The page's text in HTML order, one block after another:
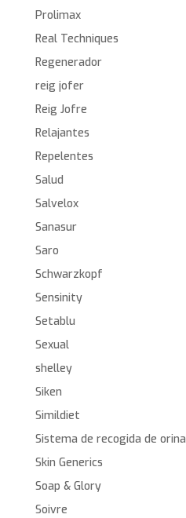
Prolimax
Real Techniques
Regenerador
reig jofer
Reig Jofre
Relajantes
Repelentes
Salud
Salvelox
Sanasur
Saro
Schwarzkopf
Sensinity
Setablu
Sexual
shelley
Siken
Simildiet
Sistema de recogida de orina
Skin Generics
Soap & Glory
Soivre